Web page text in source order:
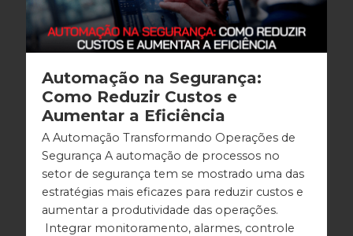
Automação na Segurança:
Como Reduzir Custos e
Aumentar a Eficiência
A Automação Transformando Operações de
Segurança A automação de processos no
setor de segurança tem se mostrado uma das
estratégias mais eficazes para reduzir custos e
aumentar a produtividade das operações.
Integrar monitoramento, alarmes, controle